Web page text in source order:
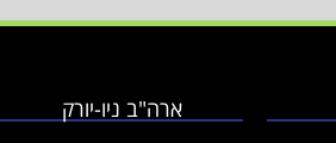
ארה"ב ניו-יורק